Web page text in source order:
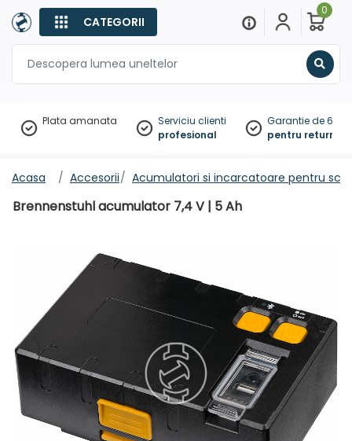
CATEGORII
0
Plata amanata
Serviciu clienti
profesional
Garantie de 60
pentru
Acasa Accesorii Acumulatori si incarcatoare pentru
Brennenstuhl acumulator 7,4 V | 5 Ah